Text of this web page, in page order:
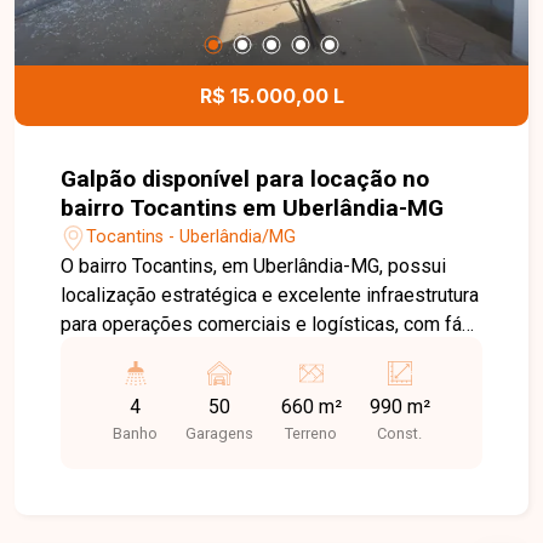
R$ 15.000,00 L
Galpão disponível para locação no
bairro Tocantins em Uberlândia-MG
Tocantins - Uberlândia/MG
O bairro Tocantins, em Uberlândia-MG, possui
localização estratégica e excelente infraestrutura
para operações comerciais e logísticas, com fácil
A região é ideal para empresas que necessitam
de agilidade no transporte, distribuição e
movimentação de cargas. Galpão comercial em
4
Banho
50
Garagens
660 m²
Terreno
990 m²
Const.